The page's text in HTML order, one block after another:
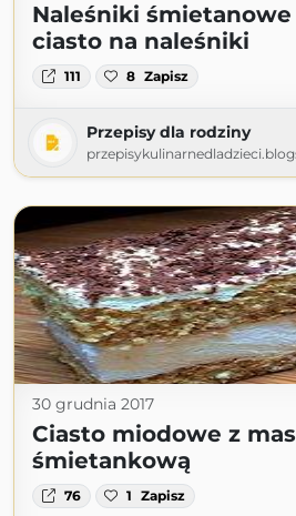
Naleśniki
ciasto na naleśniki
111 8 Zapisz
Przepisy dla rodziny
30 grudnia 2017
Ciasto miodowe z
śmietankową
76 1 Zapisz